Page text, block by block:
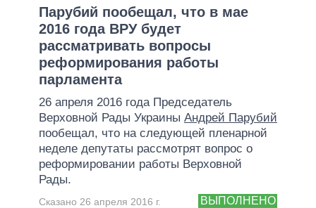
ДАЙДЖЕСТЫ
ВЕРХОВНАЯ РАДА
КАБИНЕТ МИНИСТРОВ
ГЛАВЫ ОБЛАДМИНИСТРАЦИЙ
МЭРЫ
ВСЕ ПЕРСОНЫ
ПОДДЕРЖАТЬ
СРАВНЕНИЕ ПОЛИТИКОВ
Парубий пообещал, что в мае
2016 года ВРУ будет
рассматривать вопросы
реформирования работы
парламента
26 апреля 2016 года Председатель
Верховной Рады Украины Андрей Парубий
пообещал, что на следующей пленарной
неделе депутаты рассмотрят вопрос о
реформировании работы Верховной
Рады.
ВЫПОЛНЕНО
Сказано 26 апреля 2016 г.